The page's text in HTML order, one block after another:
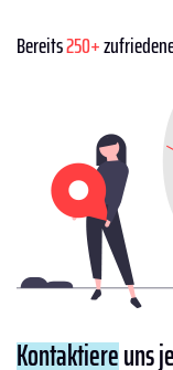
Bereits250+
Kontaktiereuns